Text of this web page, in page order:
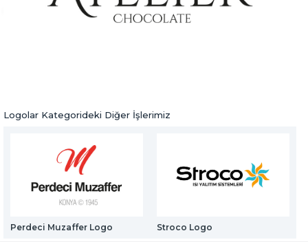
Web Mail Arayüzü
için Tıklayınız
Atelier Chocolate Logo
Logolar Kategorideki Diğer İşlerimiz
Perdeci Muzaffer Logo Stroco Logo